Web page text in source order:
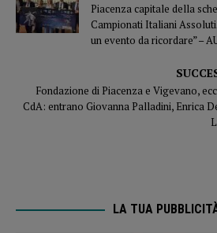
Piacenza capitale della
Campionati Italiani
un evento da ricordare” –
Fondazione di Piacenza e Vigevano,
CdA: entrano Giovanna Palladini, Enrica
LA TUA